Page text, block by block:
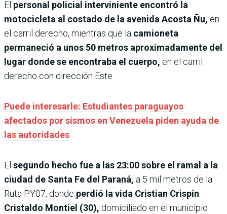
El personal policial interviniente encontró la
motocicleta al costado de la avenida Acosta Ñu, en
el carril derecho, mientras que la camioneta
permaneció a unos 50 metros aproximadamente del
lugar donde se encontraba el cuerpo, en el carril
derecho con dirección Este.
Puede interesarle: Estudiantes paraguayos
afectados por sismos en Venezuela piden ayuda de
las autoridades
El segundo hecho fue a las 23:00 sobre el ramal a la
ciudad de Santa Fe del Paraná, a 5 mil metros de la
Ruta PY07, donde perdió la vida Cristian Crispín
Cristaldo Montiel (30), domiciliado en el municipio